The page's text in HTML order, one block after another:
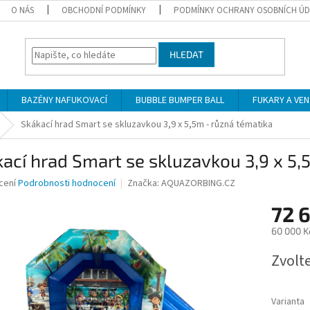
O NÁS OBCHODNÍ PODMÍNKY PODMÍNKY OCHRANY OSOBNÍCH
HLEDAT
BAZÉNY NAFUKOVACÍ BUBBLE BUMPER BALL FUKARY A
Skákací hrad Smart se skluzavkou 3,9 x 5,5m - různá tématika
hrad Smart se skluzavkou 3,9 x
Podrobnosti hodnocení Značka: AQUAZORBING.CZ
72
60 000
cena:
Varianta